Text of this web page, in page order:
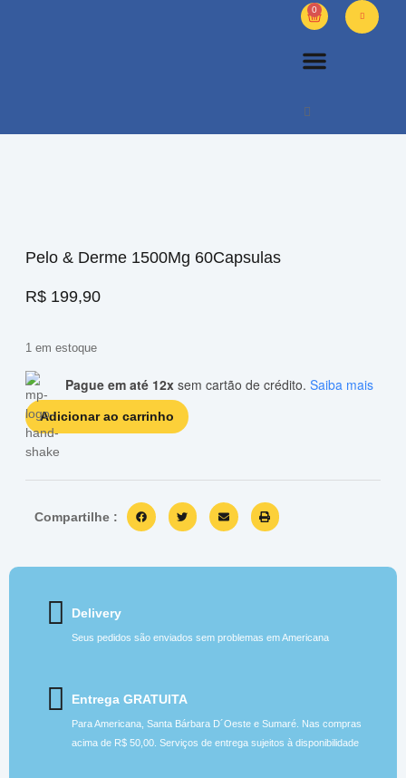
0
Pelo & Derme 1500Mg 60Capsulas
R$ 199,90
1 em estoque
Pague em até 12x sem cartão de crédito. Saiba mais
Adicionar ao carrinho
Compartilhe :
Delivery
Seus pedidos são enviados sem problemas em Americana
Entrega GRATUITA
Para Americana, Santa Bárbara D´Oeste e Sumaré. Nas compras
acima de R$ 50,00. Serviços de entrega sujeitos à disponibilidade